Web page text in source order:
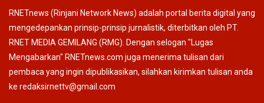
RNETnews (Rinjani Network News) adalah portal berita digital yang
mengedepankan prinsip-prinsip jurnalistik, diterbitkan oleh PT.
RNET MEDIA GEMILANG (RMG). Dengan selogan "Lugas
Mengabarkan" RNETnews.com juga menerima tulisan dari
pembaca yang ingin dipublikasikan, silahkan kirimkan tulisan anda
ke redaksirnettv@gmail.com